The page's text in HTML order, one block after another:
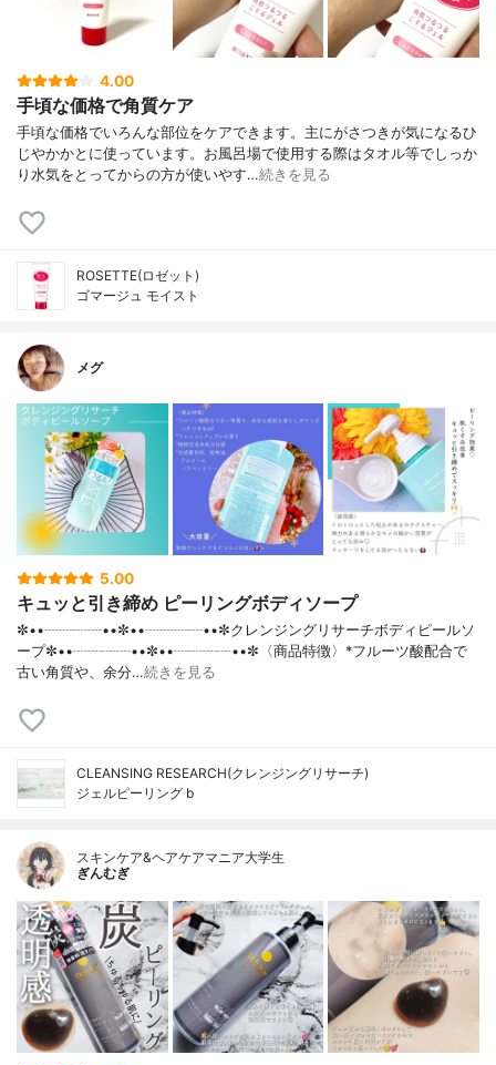
4.00
手頃な価格で角質ケア
手頃な価格でいろんな部位をケアできます。主にがさつきが気になるひ
じやかかとに使っています。お風呂場で使用する際はタオル等でしっか
り水気をとってからの方が使いやす…続きを見る
ROSETTE(ロゼット)
ゴマージュ モイスト
メグ
5.00
キュッと引き締め ピーリングボディソープ
✼••┈┈┈┈••✼••┈┈┈┈••✼クレンジングリサーチボディピールソ
ープ✼••┈┈┈┈••✼••┈┈┈┈••✼〈商品特徴〉*フルーツ酸配合で
古い角質や、余分…続きを見る
CLEANSING RESEARCH(クレンジングリサーチ)
ジェルピーリング b
スキンケア&ヘアケアマニア大学生
ぎんむぎ